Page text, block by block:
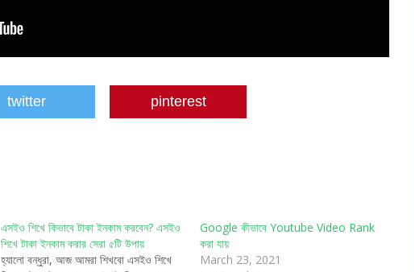
twitter pinterest
এসইও শিখে কিভাবে টাকা ইনকাম করবেন? এসইও
শিখে টাকা ইনকাম করার সেরা ৫টি উপায়
হ্যালো বন্ধুরা, আজ আমরা শিখবো এসইও শিখে
Google কীভাবে Youtube Video Rank
করা যায়
March 23, 2021